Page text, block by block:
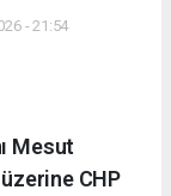
- 21:54
Mesut
CHP